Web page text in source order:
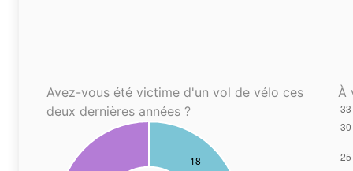
Avez-vous été victime d'un vol de vélo ces
deux dernières années ?
À